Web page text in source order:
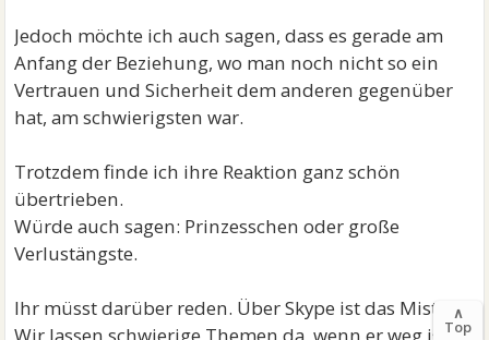
Jedoch möchte ich auch sagen, dass es gerade am
Anfang der Beziehung, wo man noch nicht so ein
Vertrauen und Sicherheit dem anderen gegenüber
hat, am schwierigsten war.
Trotzdem finde ich ihre Reaktion ganz schön
übertrieben.
Würde auch sagen: Prinzesschen oder große
Verlustängste.
Ihr müsst darüber reden. Über Skype ist das Mist.
∧
Top